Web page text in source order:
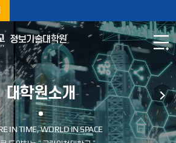
정보기술대학원
대학원소개